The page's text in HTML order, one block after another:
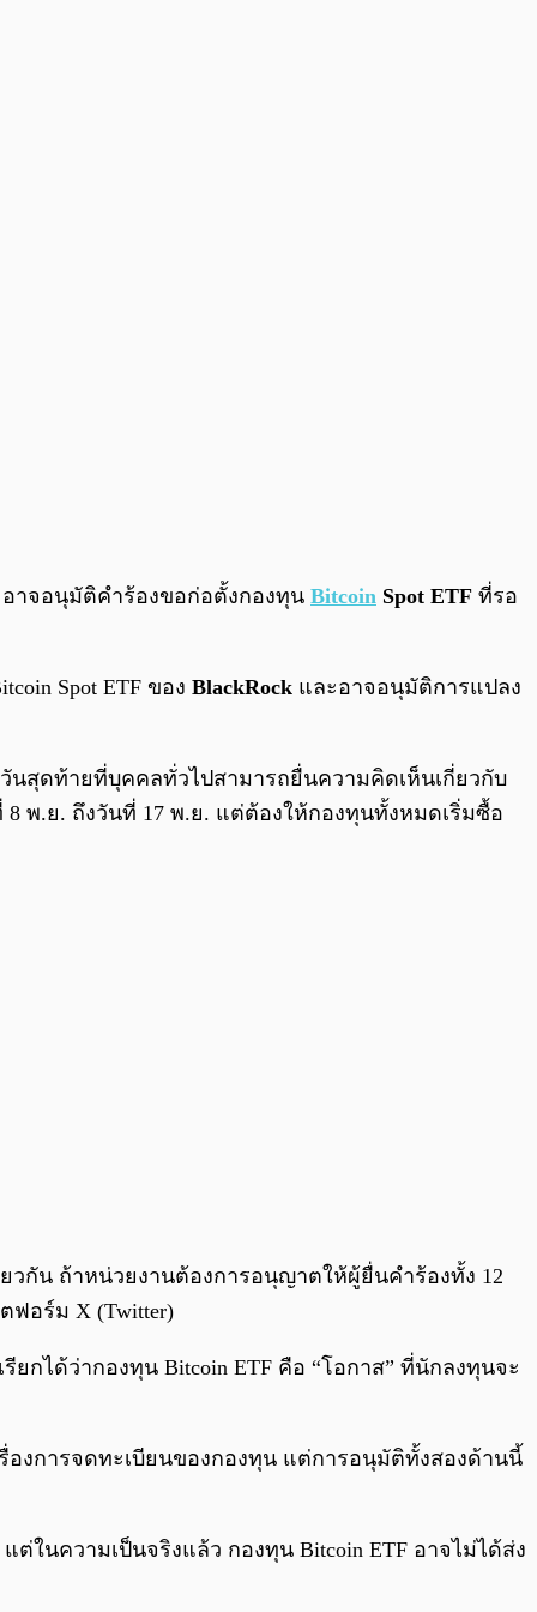
0:00 0:00
าจอนุมัติคำร้องขอก่อตั้งกองทุน Bitcoin Spot ETF ที่รอ
Spot ETF ของ BlackRock และอาจอนุมัติการแปลง
นสุดท้ายที่บุคคลทั่วไปสามารถยื่นความคิดเห็นเกี่ยวกับ
8 พ.ย. ถึงวันที่ 17 พ.ย. แต่ต้องให้กองทุนทั้งหมดเริ่มซื้อ
วกัน ถ้าหน่วยงานต้องการอนุญาตให้ผู้ยื่นคำร้องทั้ง 12
ฟอร์ม X (Twitter)
กได้ว่ากองทุน Bitcoin ETF คือ “โอกาส” ที่นักลงทุนจะ
องการจดทะเบียนของกองทุน แต่การอนุมัติทั้งสองด้านนี้
ในความเป็นจริงแล้ว กองทุน Bitcoin ETF อาจไม่ได้ส่ง